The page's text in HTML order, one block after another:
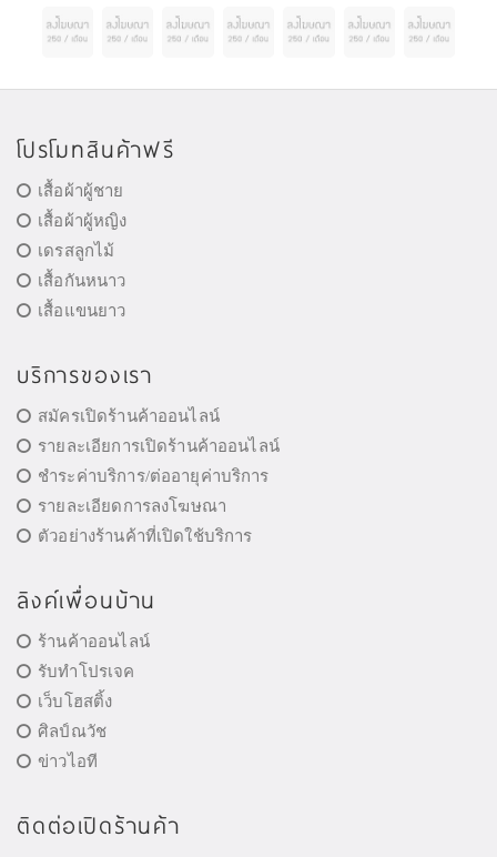
โปรโมทสินค้าฟรี
เสื้อผ้าผู้ชาย
เสื้อผ้าผู้หญิง
เดรสลูกไม้
เสื้อกันหนาว
เสื้อแขนยาว
บริการของเรา
สมัครเปิดร้านค้าออนไลน์
รายละเอียการเปิดร้านค้าออนไลน์
ชำระค่าบริการ/ต่ออายุค่าบริการ
รายละเอียดการลงโฆษณา
ตัวอย่างร้านค้าที่เปิดใช้บริการ
ลิงค์เพื่อนบ้าน
ร้านค้าออนไลน์
รับทำโปรเจค
เว็บโฮสติ้ง
ศิลป์ณวัช
ข่าวไอที
ติดต่อเปิดร้านค้า